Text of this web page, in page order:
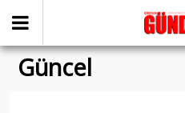
Güncel